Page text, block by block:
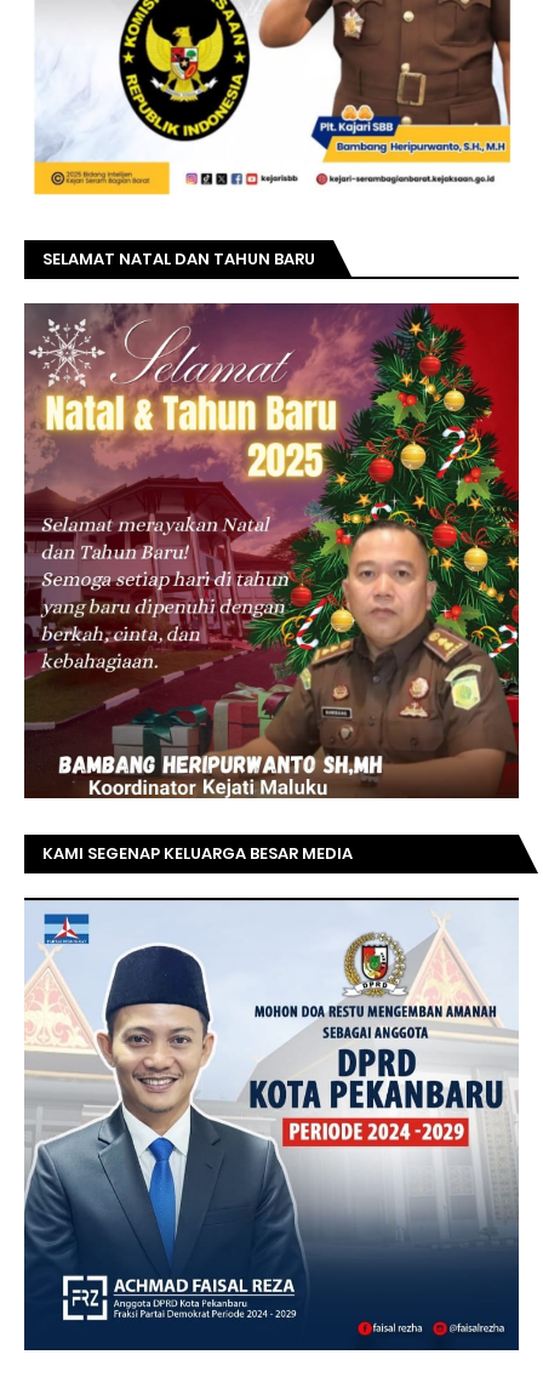
SELAMAT NATAL DAN TAHUN BARU
KAMI SEGENAP KELUARGA BESAR MEDIA
BAPAK ACHMAD FAISAL REZ